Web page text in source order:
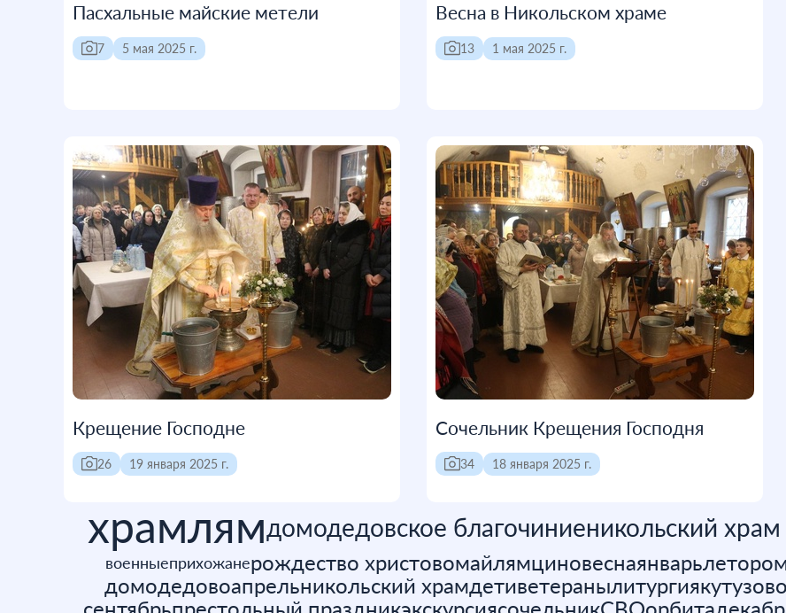
Пасхальные майские метели
7 5 мая 2025 г.
Весна в Никольском храме
13 1 мая 2025 г.
Крещение Господне
26 19 января 2025 г.
Сочельник Крещения Господня
34 18 января 2025 г.
храмлямдомодедовское благочиниеникольский
военныеприхожанерождество христовомайлямциновеснаянварьлето
домодедовоапрельникольский храмдетиветеранылитургиякутузово